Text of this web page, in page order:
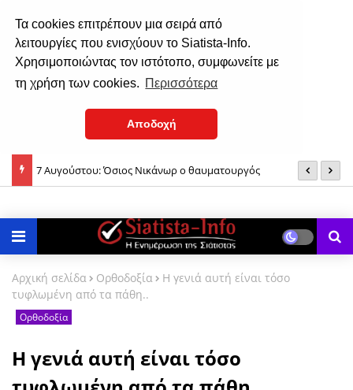
Τα cookies επιτρέπουν μια σειρά από
λειτουργίες που ενισχύουν το Siatista-Info.
Χρησιμοποιώντας τον ιστότοπο, συμφωνείτε με
τη χρήση των cookies. Περισσότερα
Αποδοχή
Σιάτιστα: Η ιστορία του εξωκλησιού της Μεταμορφώσεως του
Αρχική σελίδα Ορθοδοξία
Η γενιά αυτή είναι τόσο
τυφλωμένη από τα πάθη..
Ορθοδοξία
Η γενιά αυτή είναι τόσο